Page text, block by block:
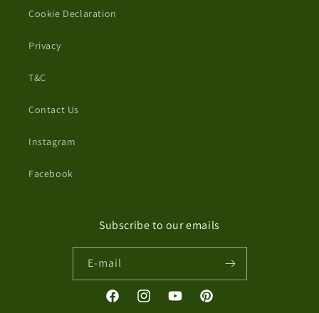
Cookie Declaration
Privacy
T&C
Contact Us
Instagram
Facebook
Subscribe to our emails
E-mail
FacebookInstagramYouTubePinterest